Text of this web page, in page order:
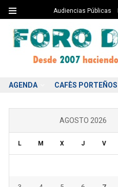
Audiencias Públicas
AGENDA CAFÈS PORTEÑOS
AGOSTO 2026
L M X J V